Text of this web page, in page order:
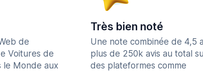
de
Voitures de
le Monde aux
Très bien noté
Une note combinée de 4,5
plus de 250k avis au total
des plateformes comme